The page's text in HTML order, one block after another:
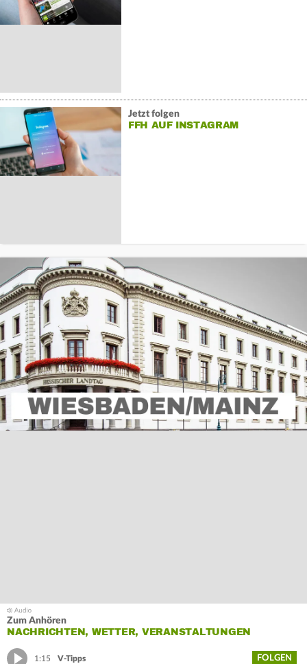
Jetzt folgen
FFH AUF INSTAGRAM
Zum Anhören
NACHRICHTEN, WETTER, VERANSTALTUNGEN
1:15 V-Tipps FOLGEN